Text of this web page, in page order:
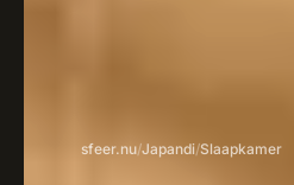
sfeer.nu/Japandi/Slaapkamer